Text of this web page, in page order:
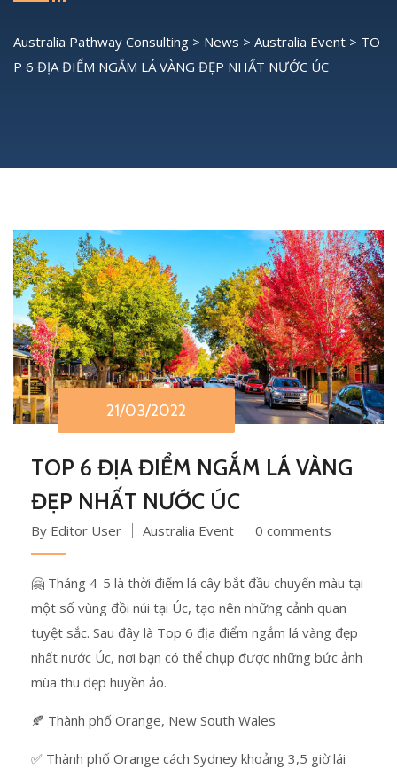
Australia Pathway Consulting > News > Australia Event > TO
P 6 ĐỊA ĐIỂM NGẮM LÁ VÀNG ĐẸP NHẤT NƯỚC ÚC
21/03/2022
TOP 6 ĐỊA ĐIỂM NGẮM LÁ VÀNG
ĐẸP NHẤT NƯỚC ÚC
By Editor User Australia Event 0 comments
🤗 Tháng 4-5 là thời điểm lá cây bắt đầu chuyển màu tại
một số vùng đồi núi tại Úc, tạo nên những cảnh quan
tuyệt sắc. Sau đây là Top 6 địa điểm ngắm lá vàng đẹp
nhất nước Úc, nơi bạn có thể chụp được những bức ảnh
mùa thu đẹp huyền ảo.
🍂 Thành phố Orange, New South Wales
✅ Thành phố Orange cách Sydney khoảng 3,5 giờ lái